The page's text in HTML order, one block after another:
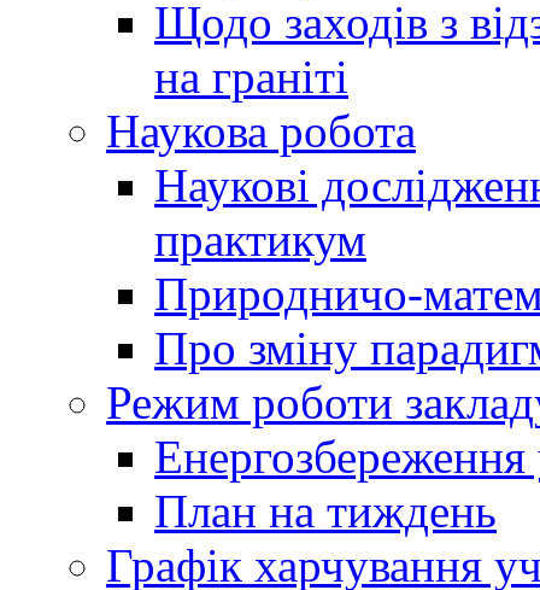
Щодо заходів з
на граніті
Наукова робота
Наукові
практикум
Природничо-
Про зміну
Режим роботи
Енергозбереження
План на тиждень
Графік харчування